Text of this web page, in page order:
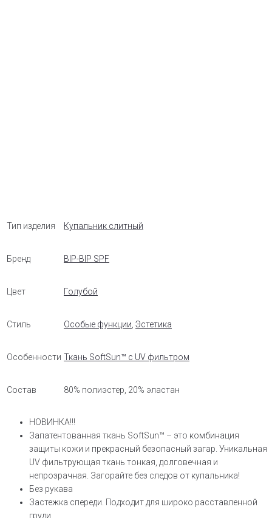
Тип изделия Купальник слитный
Бренд BIP-BIP SPF
Цвет Голубой
Стиль Особые функции Эстетика
Особенности Ткань SoftSun™ с UV фильтром
Состав 80% полиэстер, 20% эластан
НОВИНКА!!!
Запатентованная ткань SoftSun™ – это комбинация
защиты кожи и прекрасный безопасный загар. Уникальная
UV фильтрующая ткань тонкая, долговечная и
непрозрачная. Загорайте без следов от купальника!
Без рукава
Застежка спереди. Подходит для широко расставленной
груди